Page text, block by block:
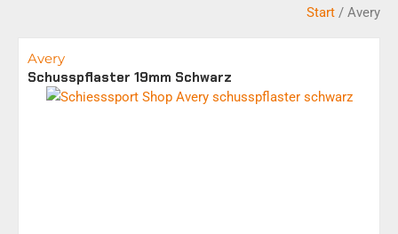
Start / Avery
Avery
Schusspflaster 19mm Schwarz